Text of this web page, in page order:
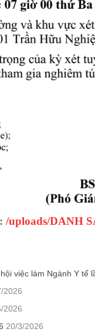
/uploads/DANH
việc làm Ngành Y tế
2026
2026
20/3/2026